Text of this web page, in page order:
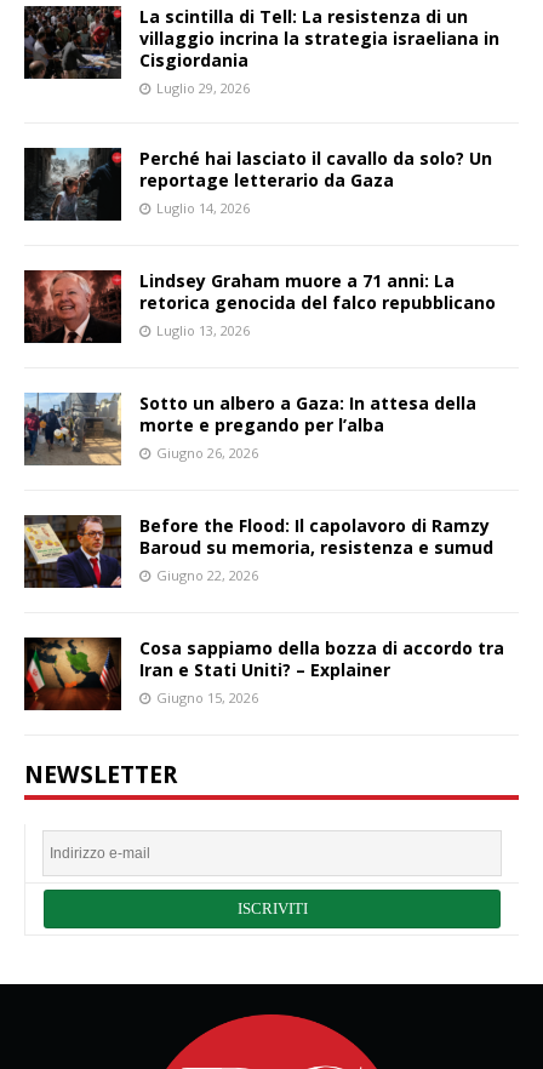
La scintilla di Tell: La resistenza di un
villaggio incrina la strategia israeliana in
Cisgiordania
Luglio 29, 2026
Perché hai lasciato il cavallo da solo? Un
reportage letterario da Gaza
Luglio 14, 2026
Lindsey Graham muore a 71 anni: La
retorica genocida del falco repubblicano
Luglio 13, 2026
Sotto un albero a Gaza: In attesa della
morte e pregando per l’alba
Giugno 26, 2026
Before the Flood: Il capolavoro di Ramzy
Baroud su memoria, resistenza e sumud
Giugno 22, 2026
Cosa sappiamo della bozza di accordo tra
Iran e Stati Uniti? – Explainer
Giugno 15, 2026
NEWSLETTER